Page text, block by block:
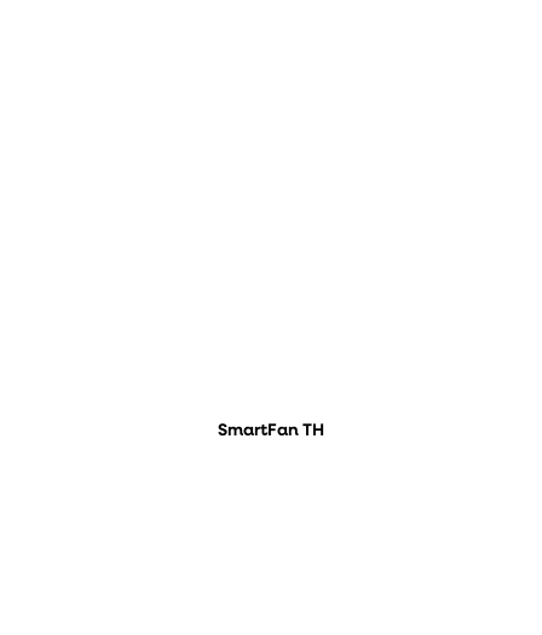
SmartFan TH